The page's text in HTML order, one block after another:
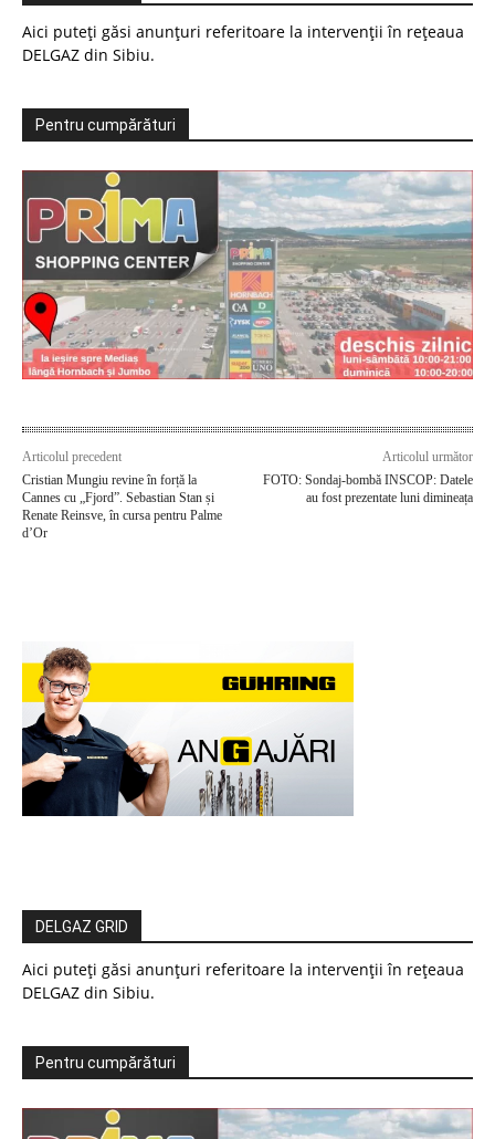
Aici puteți găsi anunțuri referitoare la intervenții în rețeaua
DELGAZ din Sibiu.
Pentru cumpărături
Articolul precedent
Cristian Mungiu revine în forță la
Cannes cu „Fjord”. Sebastian Stan și
Renate Reinsve, în cursa pentru Palme
d’Or
Articolul următor
FOTO: Sondaj-bombă INSCOP: Datele
au fost prezentate luni dimineața
DELGAZ GRID
Aici puteți găsi anunțuri referitoare la intervenții în rețeaua
DELGAZ din Sibiu.
Pentru cumpărături